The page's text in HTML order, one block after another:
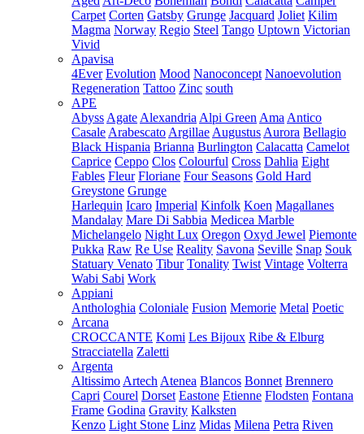
Carpet Corten Gatsby Grunge Jacquard Joliet Kilim
Magma Norway Regio Steel Tango Uptown Victorian
Vivid
Apavisa
4Ever Evolution Mood Nanoconcept Nanoevolution
Regeneration Tattoo Zinc south
APE
Abyss Agate Alexandria Alpi Green Ama Antico
Casale Arabescato Argillae Augustus Aurora Bellagio
Black Hispania Brianna Burlington Calacatta Camelot
Caprice Ceppo Clos Colourful Cross Dahlia Eight
Fables Fleur Floriane Four Seasons Gold Hard
Greystone Grunge
Harlequin Icaro Imperial Kinfolk Koen Magallanes
Mandalay Mare Di Sabbia Medicea Marble
Michelangelo Night Lux Oregon Oxyd Jewel Piemonte
Pukka Raw Re Use Reality Savona Seville Snap Souk
Statuary Venato Tibur Tonality Twist Vintage Volterra
Wabi Sabi Work
Appiani
Anthologhia Coloniale Fusion Memorie Metal Poetic
Arcana
CROCCANTE Komi Les Bijoux Ribe & Elburg
Stracciatella Zaletti
Argenta
Altissimo Artech Atenea Blancos Bonnet Brennero
Capri Courel Dorset Eastone Etienne Flodsten Fontana
Frame Godina Gravity Kalksten
Kenzo Light Stone Linz Midas Milena Petra Riven